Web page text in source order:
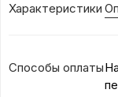
Характеристики
Способы оплаты